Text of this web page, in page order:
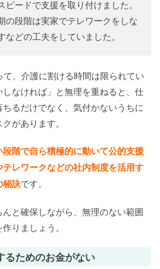
ードで支援を取り付けました。
の段階は実家でテレワークをしな
どの工夫をしていました。
、介護に割ける時間は限られてい
なければ」と無理を重ねると、仕
るだけでなく、気付かないうちに
があります。
段階で自ら積極的に動いて公的支援
レワークなどの社内制度を活用す
秘訣です。
と確保しながら、無理のない範囲
りましょう。
ためのお金がない